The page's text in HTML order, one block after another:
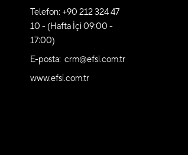
Telefon: +90 212 324 47
10 - (Hafta İçi 09:00 -
17:00)
E-posta: crm@efsi.com.tr
www.efsi.com.tr